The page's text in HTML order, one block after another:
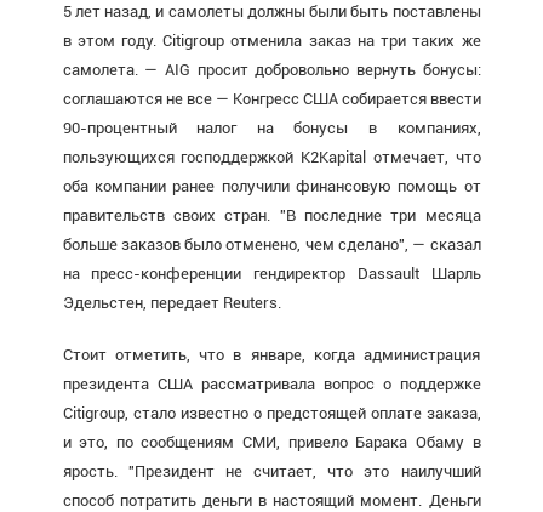
5 лет назад, и самолеты должны были быть поставлены
в этом году. Citigroup отменила заказ на три таких же
самолета. — AIG просит добровольно вернуть бонусы:
соглашаются не все — Конгресс США собирается ввести
90-процентный налог на бонусы в компаниях,
пользующихся господдержкой K2Kapital отмечает, что
оба компании ранее получили финансовую помощь от
правительств своих стран. "В последние три месяца
больше заказов было отменено, чем сделано", — сказал
на пресс-конференции гендиректор Dassault Шарль
Эдельстен, передает Reuters.
Стоит отметить, что в январе, когда администрация
президента США рассматривала вопрос о поддержке
Citigroup, стало известно о предстоящей оплате заказа,
и это, по сообщениям СМИ, привело Барака Обаму в
ярость. "Президент не считает, что это наилучший
способ потратить деньги в настоящий момент. Деньги